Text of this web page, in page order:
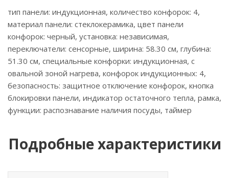
тип панели: индукционная, количество конфорок: 4,
материал панели: стеклокерамика, цвет панели
конфорок: черный, установка: независимая,
переключатели: сенсорные, ширина: 58.30 см, глубина:
51.30 см, специальные конфорки: индукционная, с
овальной зоной нагрева, конфорок индукционных: 4,
безопасность: защитное отключение конфорок, кнопка
блокировки панели, индикатор остаточного тепла, рамка,
функции: распознавание наличия посуды, таймер
Подробные характеристики